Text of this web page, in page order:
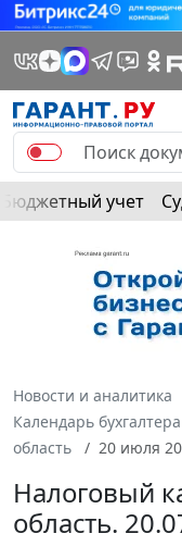
Бюджетный учет
Новости и аналитика
Календарь бухгалтера
область
20 июля
Налоговый
область.